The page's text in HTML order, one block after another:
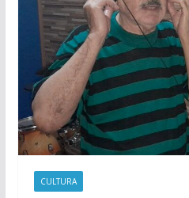
CULTURA